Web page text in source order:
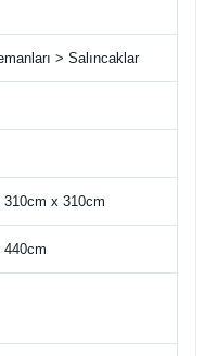
> Salıncaklar
x 310cm